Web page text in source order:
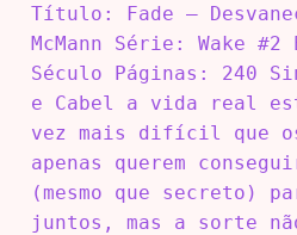
Título: Fade –
McMann Série: Wake
Século Páginas: 240
e Cabel a vida real
vez mais difícil que
apenas querem
(mesmo que secreto)
juntos, mas a sorte